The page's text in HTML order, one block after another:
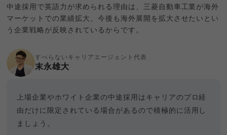
中途採用で英語力が求められる理由は、三菱自動車工業が海外
マーケットでの業績拡大、今後も海外展開を拡大させたいとい
う企業戦略が反映されているからです。
すべらないキャリアエージェント代表
末永雄大
上場企業やホワイト企業の中途採用はキャリアのプロ経
由だけに限定されている場合があるので積極的に活用し
ましょう。